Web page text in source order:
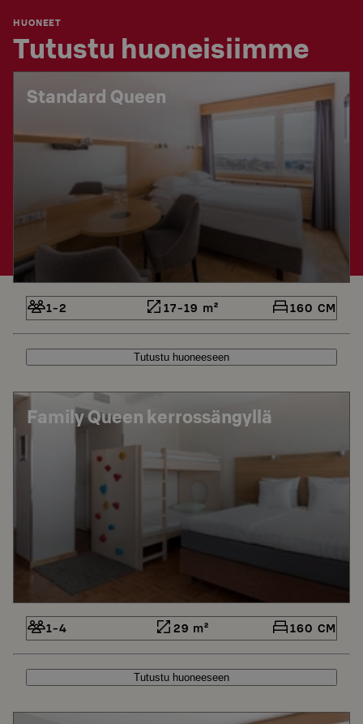
HUONEET
Tutustu huoneisiimme
Standard Queen
1-2 17-19 m² 160 CM
Tutustu huoneeseen
Family Queen kerrossängyllä
1-4 29 m² 160 CM
Tutustu huoneeseen